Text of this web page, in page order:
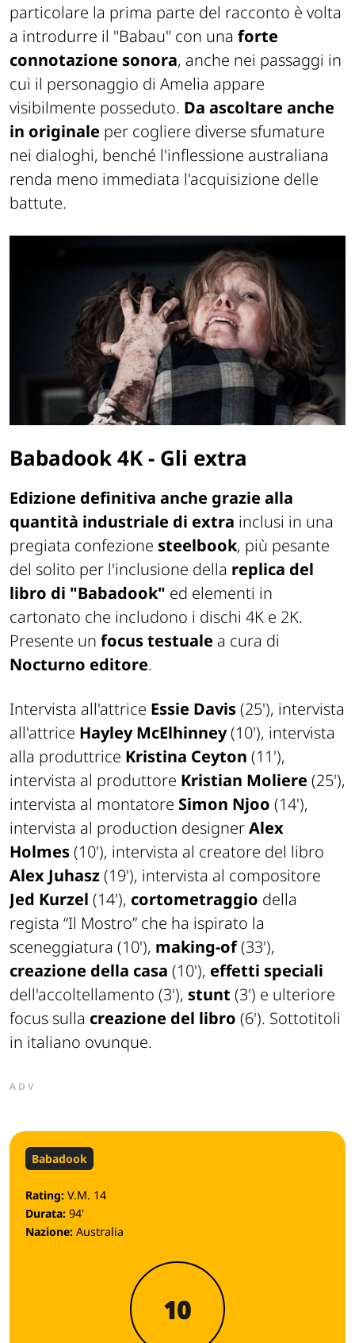
particolare la prima parte del racconto è volta
a introdurre il "Babau" con una forte
connotazione sonora, anche nei passaggi in
cui il personaggio di Amelia appare
visibilmente posseduto. Da ascoltare anche
in originale per cogliere diverse sfumature
nei dialoghi, benché l'inflessione australiana
renda meno immediata l'acquisizione delle
battute.
Babadook4K - Gli extra
Edizione definitiva anche grazie alla
quantità industriale di extra inclusi in una
pregiata confezione steelbook, più pesante
del solito per l'inclusione della replica del
libro di "Babadook" ed elementi in
cartonato che includono i dischi 4K e 2K.
Presente un focus testuale a cura di
Nocturno editore.
Intervista all'attrice Essie Davis(25'), intervista
all'attrice Hayley McElhinney(10'), intervista
alla produttrice Kristina Ceyton (11'),
intervista al produttore Kristian Moliere (25'),
intervista al montatore Simon Njoo (14'),
intervista al production designerAlex
Holmes(10'), intervista al creatore del libro
Alex Juhasz(19'), intervista al compositore
Jed Kurzel (14'), cortometraggio della
regista “Il Mostro” che ha ispirato la
sceneggiatura (10'), making-of(33'),
creazione della casa (10'), effetti speciali
dell'accoltellamento (3'), stunt (3') e ulteriore
focus sulla creazione del libro (6'). Sottotitoli
in italiano ovunque.
ADV
Babadook
Rating: V.M. 14
Durata: 94'
Nazione: Australia
10